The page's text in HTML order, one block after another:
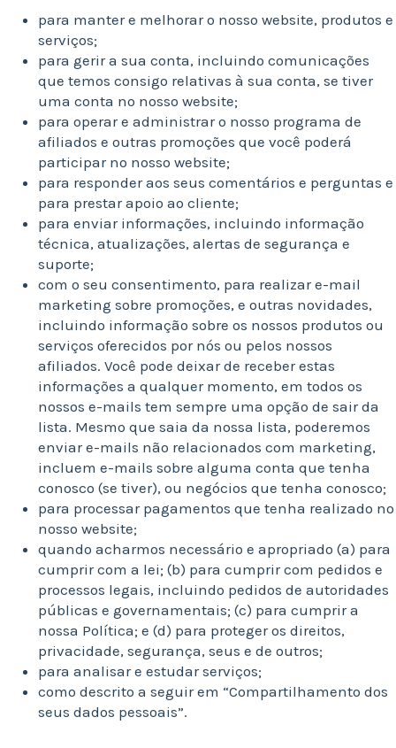
para manter e melhorar o nosso website, produtos e
serviços;
para gerir a sua conta, incluindo comunicações
que temos consigo relativas à sua conta, se tiver
uma conta no nosso website;
para operar e administrar o nosso programa de
afiliados e outras promoções que você poderá
participar no nosso website;
para responder aos seus comentários e perguntas e
para prestar apoio ao cliente;
para enviar informações, incluindo informação
técnica, atualizações, alertas de segurança e
suporte;
com o seu consentimento, para realizar e-mail
marketing sobre promoções, e outras novidades,
incluindo informação sobre os nossos produtos ou
serviços oferecidos por nós ou pelos nossos
afiliados. Você pode deixar de receber estas
informações a qualquer momento, em todos os
nossos e-mails tem sempre uma opção de sair da
lista. Mesmo que saia da nossa lista, poderemos
enviar e-mails não relacionados com marketing,
incluem e-mails sobre alguma conta que tenha
conosco (se tiver), ou negócios que tenha conosco;
para processar pagamentos que tenha realizado no
nosso website;
quando acharmos necessário e apropriado (a) para
cumprir com a lei; (b) para cumprir com pedidos e
processos legais, incluindo pedidos de autoridades
públicas e governamentais; (c) para cumprir a
nossa Política; e (d) para proteger os direitos,
privacidade, segurança, seus e de outros;
para analisar e estudar serviços;
como descrito a seguir em “Compartilhamento dos
seus dados pessoais”.